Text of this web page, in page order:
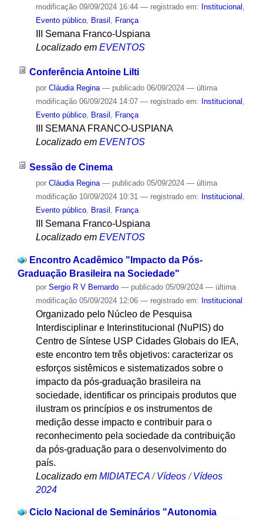
modificação09/09/2024 16:44 — registrado em: Institucional
Evento público, Brasil França
III Semana Franco-Uspiana
Localizado em EVENTOS
Conferência Antoine Lilti
por Cláudia Regina — publicado06/09/2024 — última
modificação06/09/2024 14:07 — registrado em: Institucional ,
Evento público, Brasil , França
III SEMANA FRANCO-USPIANA
Localizado em EVENTOS
Sessão de Cinema
por Cláudia Regina — publicado05/09/2024 — última
modificação10/09/2024 10:31 — registrado em: Institucional ,
Evento público, Brasil , França
III Semana Franco-Uspiana
Localizado em EVENTOS
Encontro Acadêmico "Impacto da Pós-
Graduação Brasileira na Sociedade"
por Sergio R V Bernardo — publicado05/09/2024 — última
modificação05/09/2024 12:06 — registrado em: Institucional
Organizado pelo Núcleo de Pesquisa
Interdisciplinar e Interinstitucional (NuPIS) do
Centro de Síntese USP Cidades Globais do IEA,
este encontro tem três objetivos: caracterizar os
esforços sistêmicos e sistematizados sobre o
impacto da pós-graduação brasileira na
sociedade, identificar os principais produtos que
ilustram os princípios e os instrumentos de
medição desse impacto e contribuir para o
reconhecimento pela sociedade da contribuição
da pós-graduação para o desenvolvimento do
país.
Localizado em MIDIATECA /Vídeos /Vídeos
2024
Ciclo Nacional de Seminários "Autonomia